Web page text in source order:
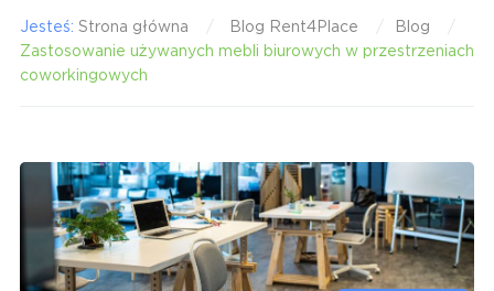
Jesteś: Strona główna Blog Rent4Place
Blog
Zastosowanie używanych mebli biurowych w przestrzeniach
coworkingowych